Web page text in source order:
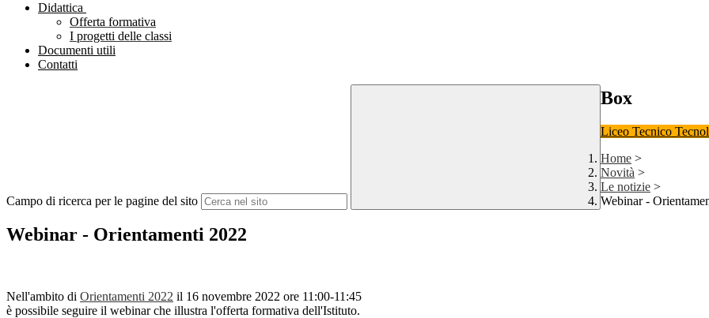
Didattica
Offerta formativa
I progetti delle classi
Documenti utili
Contatti
Campo di ricerca per le pagine del sito
Box
Liceo Tecnico
Home >
Novità >
Le notizie >
Webinar -
Webinar - Orientamenti 2022
Nell'ambito di Orientamenti 2022 il 16 novembre 2022 ore 11:00-11:45
è possibile seguire il webinar che illustra l'offerta formativa dell'Istituto.